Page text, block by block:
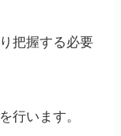
把握する必要
行います。